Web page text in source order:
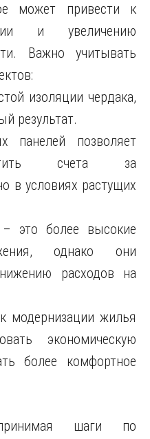
может привести к
и увеличению
Важно учитывать
изоляции чердака,
результат.
панелей позволяет
счета за
в условиях растущих
это более высокие
однако они
расходов на
модернизации жилья
экономическую
более комфортное
шаги по